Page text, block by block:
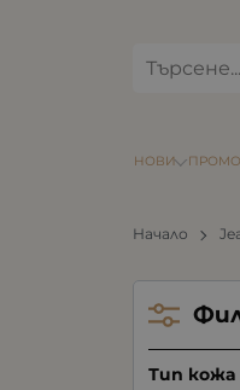
НОВИ
Начало
Тип кожа